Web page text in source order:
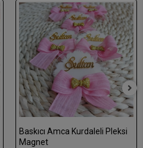
Baskıcı Amca Kurdaleli Pleksi
Magnet